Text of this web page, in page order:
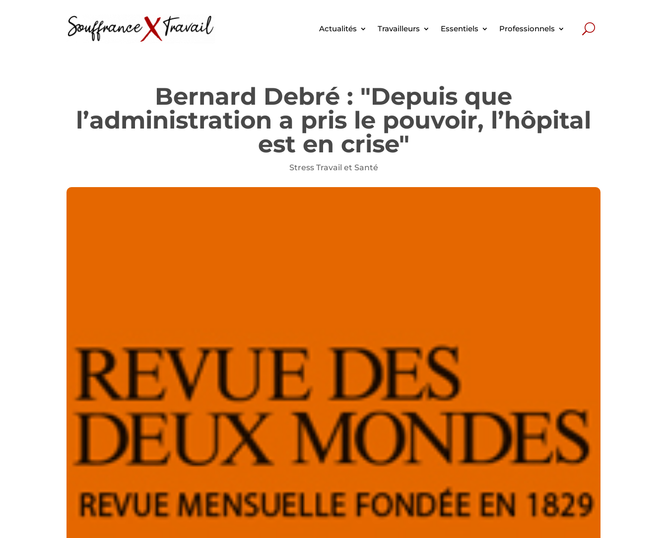
Actualités Travailleurs Essentiels Professionnels
Bernard Debré : "Depuis que
l’administration a pris le pouvoir, l’hôpital
est en crise"
Stress Travail et Santé